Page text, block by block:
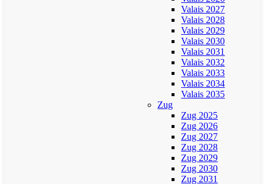
Valais 2027
Valais 2028
Valais 2029
Valais 2030
Valais 2031
Valais 2032
Valais 2033
Valais 2034
Valais 2035
Zug
Zug 2025
Zug 2026
Zug 2027
Zug 2028
Zug 2029
Zug 2030
Zug 2031